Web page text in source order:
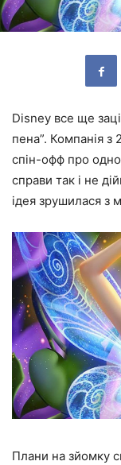
Disney все ще
пена”. Компанія з
спін-офф про
справи так і не
ідея зрушилася з
Плани на зйомку